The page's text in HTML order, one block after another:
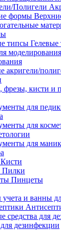
фрезы, кисти и
Кисти
Пилки
Пинцеты
и ванны
для дезинфекции